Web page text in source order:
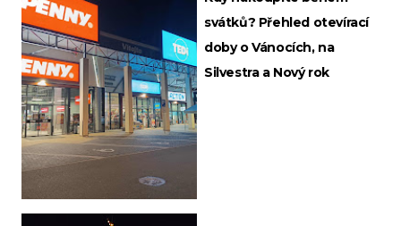
svátků? Přehled otevírací
doby o Vánocích, na
Silvestra a Nový rok